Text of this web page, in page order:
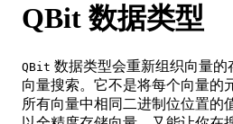
QBit 数据类型
QBit 数据类型会重新组织向量
向量搜索。它不是将每个向量的
所有向量中相同二进制位位置的